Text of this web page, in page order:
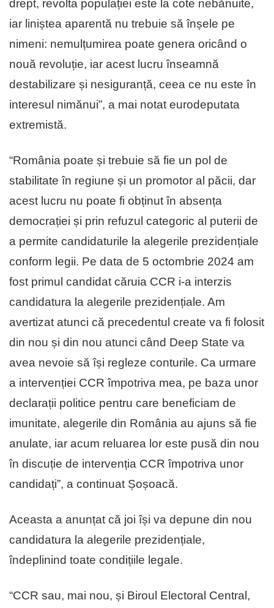
drept, revolta populației este la cote nebănuite,
iar liniștea aparentă nu trebuie să înșele pe
nimeni: nemulțumirea poate genera oricând o
nouă revoluție, iar acest lucru înseamnă
destabilizare și nesiguranță, ceea ce nu este în
interesul nimănui”, a mai notat eurodeputata
extremistă.
“România poate și trebuie să fie un pol de
stabilitate în regiune și un promotor al păcii, dar
acest lucru nu poate fi obținut în absența
democrației și prin refuzul categoric al puterii de
a permite candidaturile la alegerile prezidențiale
conform legii. Pe data de 5 octombrie 2024 am
fost primul candidat căruia CCR i-a interzis
candidatura la alegerile prezidențiale. Am
avertizat atunci că precedentul create va fi folosit
din nou și din nou atunci când Deep State va
avea nevoie să își regleze conturile. Ca urmare
a intervenției CCR împotriva mea, pe baza unor
declarații politice pentru care beneficiam de
imunitate, alegerile din România au ajuns să fie
anulate, iar acum reluarea lor este pusă din nou
în discuție de intervenția CCR împotriva unor
candidați”, a continuat Șoșoacă.
Aceasta a anunțat că joi își va depune din nou
candidatura la alegerile prezidențiale,
îndeplinind toate condițiile legale.
“CCR sau, mai nou, și Biroul Electoral Central,